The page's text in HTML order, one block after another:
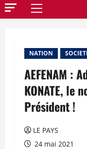
Menu
NATION
AEFENAM :
KONATE, le
Président !
LE PAYS
24 mai 2021